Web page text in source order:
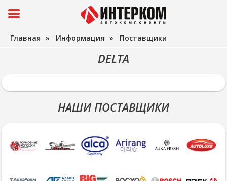
Главная » Информация » Поставщики
DELTA
НАШИ ПОСТАВЩИКИ